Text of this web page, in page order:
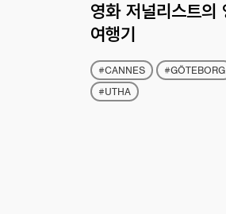
영화 저널리스트의
여행기
#CANNES
#GÖTEBORG
#UTHA